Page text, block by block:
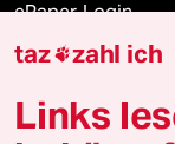
ePaper Login
Downloads für
taz zahl ich
Links